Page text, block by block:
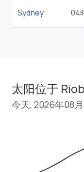
Sydney 04
太阳位于
今天, 2026年08